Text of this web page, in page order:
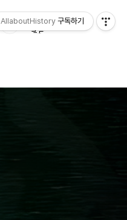
AllaboutHistory 구독하기